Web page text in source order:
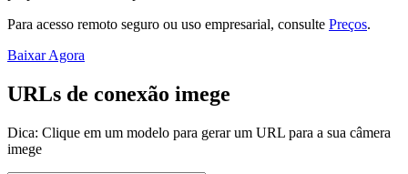
Para acesso remoto seguro ou uso empresarial, consulte Preços.
Baixar Agora
URLs de conexão imege
Dica: Clique em um modelo para gerar um URL para a sua câmera
imege